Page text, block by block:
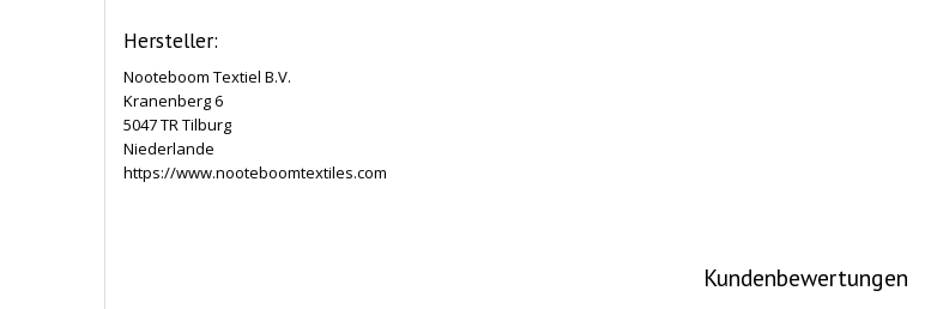
Hersteller:
Nooteboom Textiel B.V.
Kranenberg 6
5047 TR Tilburg
Niederlande
https://www.nooteboomtextiles.com
Kundenbewertungen